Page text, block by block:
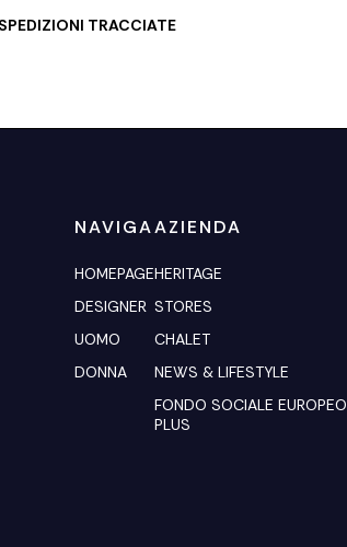
SPEDIZIONI TRACCIATE
NAVIGA
HOMEPAGE
DESIGNER
UOMO
DONNA
AZIENDA
HERITAGE
STORES
CHALET
NEWS & LIFESTYLE
FONDO SOCIALE EUROPEO
PLUS